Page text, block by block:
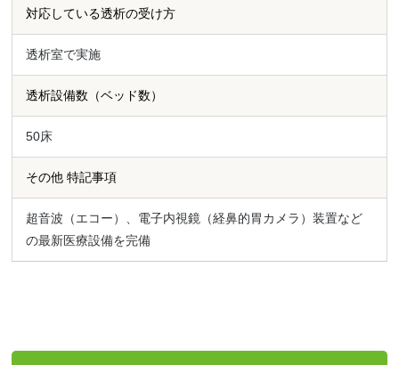
対応している透析の受け方
透析室で実施
透析設備数（ベッド数）
50床
その他 特記事項
超音波（エコー）、電子内視鏡（経鼻的胃カメラ）装置など
の最新医療設備を完備